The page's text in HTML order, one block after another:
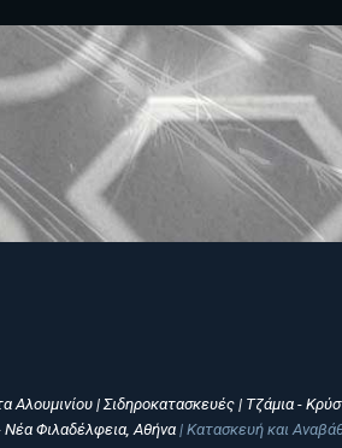
| Σιδηροκατασκευές | Τζάμια -
Φιλαδέλφεια, Αθήνα | Κατασκευή και